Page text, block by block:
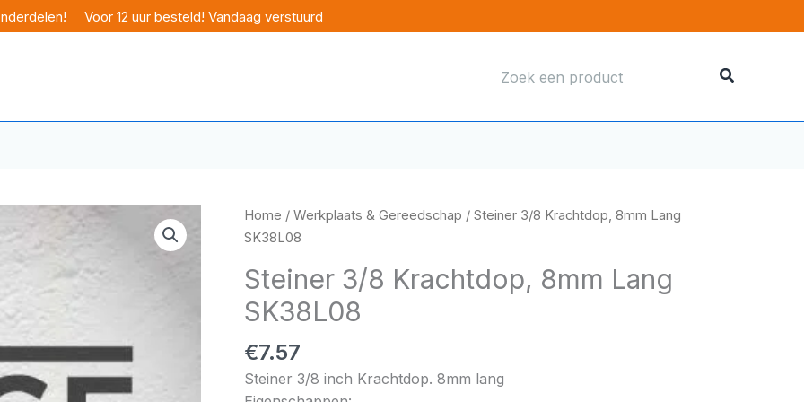
Voor 12 uur besteld! Vandaag verstuurd
naar:
Home / Werkplaats & Gereedschap / Steiner 3/8 Krachtdop, 8mm Lang
SK38L08
Steiner 3/8 Krachtdop, 8mm Lang
SK38L08
€7.57
Steiner 3/8 inch Krachtdop. 8mm lang